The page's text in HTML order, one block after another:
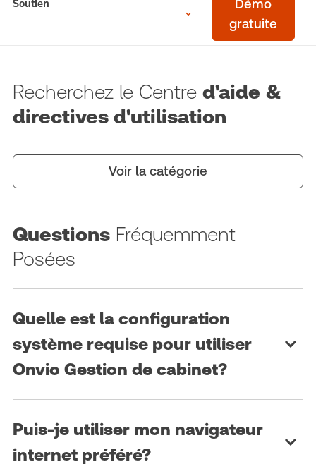
Soutien
Démo
gratuite
Recherchez le Centre d'aide &
directives d'utilisation
Voir la catégorie
Questions Fréquemment
Posées
Quelle est la configuration
système requise pour utiliser
Onvio Gestion de cabinet?
Puis-je utiliser mon navigateur
internet préféré?